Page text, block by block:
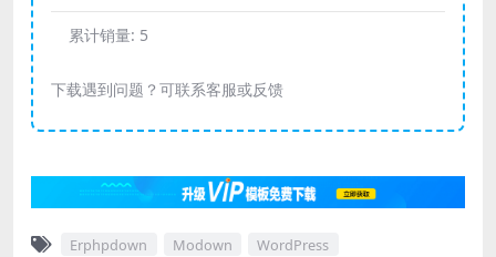
累计销量: 5
下载遇到问题？可联系客服或反馈
Erphpdown Modown
WordPress